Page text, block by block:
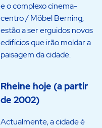
e o complexo cinema-
centro / Möbel Berning,
estão a ser erguidos novos
edifícios que irão moldar a
paisagem da cidade.
Rheine hoje (a partir
de 2002)
Actualmente, a cidade é